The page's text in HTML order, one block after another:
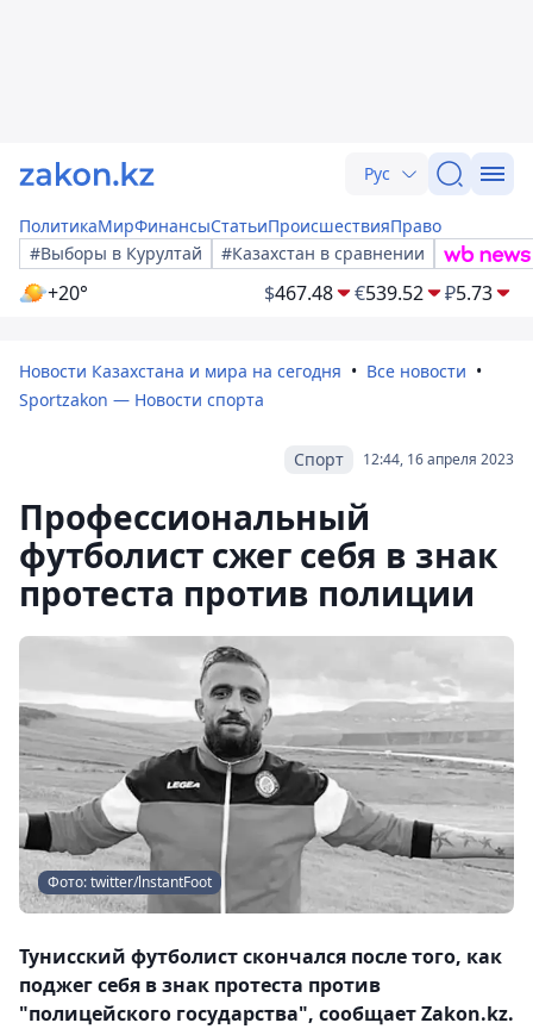
Рус
ПолитикаМирФинансыСтатьиПроисшествияПраво
#Выборы в Курултай
#Казахстан в сравнении
+20° $467.48 €539.52 ₽5.73
Новости Казахстана и мира на сегодня
Все новости
Sportzakon — Новости спорта
12:44, 16 апреля 2023
Спорт
Профессиональный
футболист сжег себя в знак
протеста против полиции
Фото: twitter/lnstantFoot
Тунисский футболист скончался после того, как
поджег себя в знак протеста против
"полицейского государства", сообщает Zakon.kz.